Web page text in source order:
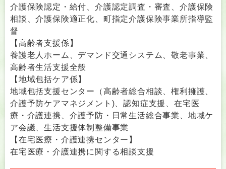
介護保険認定・給付、介護認定調査・審査、介護保険
相談、介護保険適正化、町指定介護保険事業所指導監
督
【高齢者支援係】
養護老人ホーム、デマンド交通システム、敬老事業、
高齢者生活支援全般
【地域包括ケア係】
地域包括支援センター（高齢者総合相談、権利擁護、
介護予防ケアマネジメント)、認知症支援、在宅医
療・介護連携、介護予防・日常生活総合事業、地域ケ
ア会議、生活支援体制整備事業
【在宅医療・介護連携センター】
在宅医療・介護連携に関する相談支援